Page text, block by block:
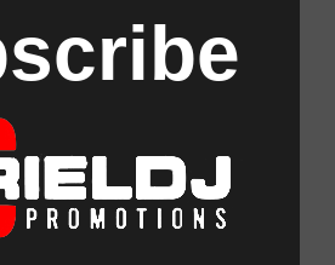
Toda la noche
de las 10:00 PM
TODA LA NOCHE
De Portland